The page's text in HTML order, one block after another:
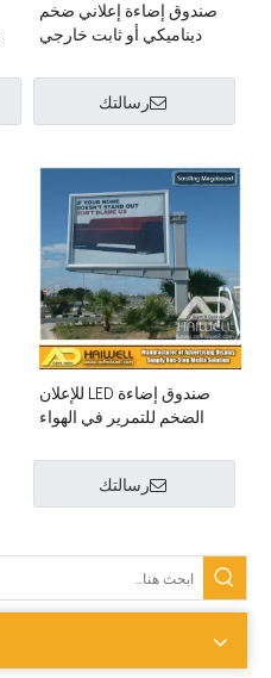
صندوق إضاءة إعلاني ضخم
ديناميكي أو ثابت خارجي
رسالتك
صندوق إضاءة LED للإعلان
الضخم للتمرير في الهواء
رسالتك